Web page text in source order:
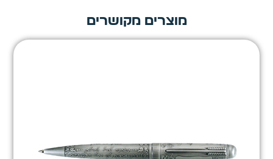
מוצרים מקושרים